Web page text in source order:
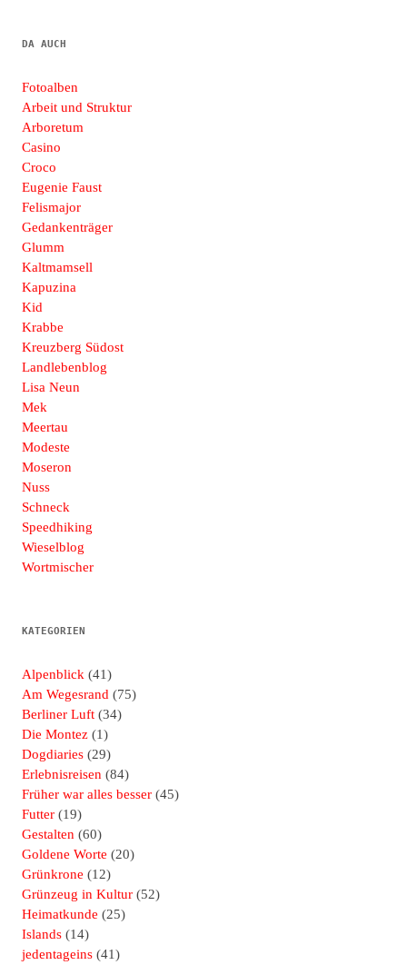
DA AUCH
Fotoalben
Arbeit und Struktur
Arboretum
Casino
Croco
Eugenie Faust
Felismajor
Gedankenträger
Glumm
Kaltmamsell
Kapuzina
Kid
Krabbe
Kreuzberg Südost
Landlebenblog
Lisa Neun
Mek
Meertau
Modeste
Moseron
Nuss
Schneck
Speedhiking
Wieselblog
Wortmischer
KATEGORIEN
Alpenblick (41)
Am Wegesrand (75)
Berliner Luft (34)
Die Montez (1)
Dogdiaries (29)
Erlebnisreisen (84)
Früher war alles besser (45)
Futter (19)
Gestalten (60)
Goldene Worte (20)
Grünkrone (12)
Grünzeug in Kultur (52)
Heimatkunde (25)
Islands (14)
jedentageins (41)